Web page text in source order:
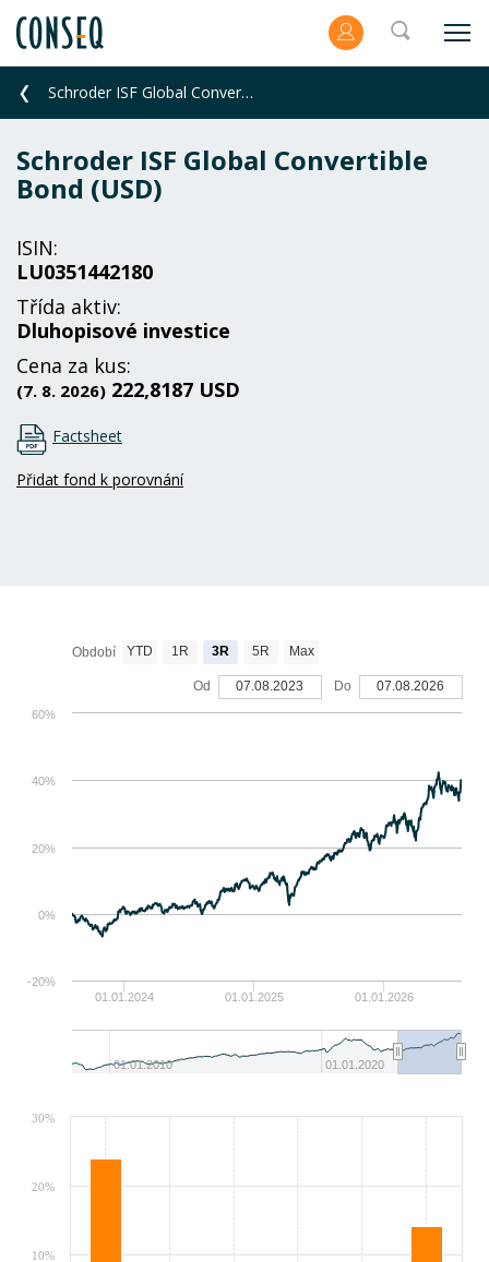
Schroder ISF Global Convertible Bond (USD)
Schroder ISF Global Convertible
Bond (USD)
ISIN:
LU0351442180
Třída aktiv:
Dluhopisové investice
Cena za kus:
(7. 8. 2026) 222,8187 USD
Factsheet
Přidat fond k porovnání
01.01.2024 01.01.2025 01.01.2026
01.01.2010 01.01.2020
0%
20%
40%
-20%
60%
Období YTD 1R 3R 5R Max
Od 07.08.2023 Do 07.08.2026
10%
20%
30%